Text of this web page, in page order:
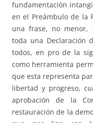
fundamentación
en el Preámbulo de la
una frase, no menor,
toda una Declaración
todos, en pro de la
como herramienta
que esta representa
libertad y progreso,
aprobación de la
restauración de la